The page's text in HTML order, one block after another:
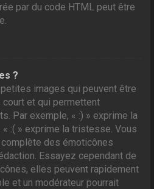
par du code HTML peut être
?
images qui peuvent être
et qui permettent
Par exemple, « :) » exprime la
« :( » exprime la tristesse. Vous
des émoticônes
Essayez cependant de
elles peuvent rapidement
et un modérateur pourrait